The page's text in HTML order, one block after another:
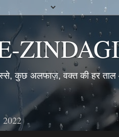
ZINDAGI
कुछ अलफाज़, वक्त की हर ताल
2022